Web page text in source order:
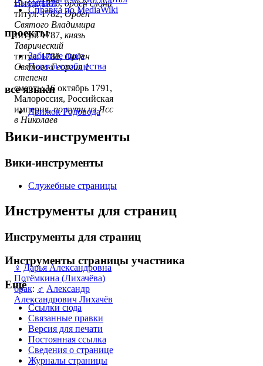
титул: 1776,орден слона
титул: 1782,Орден
Святого Владимира
титул: 1787, князь
Таврический
титул: 1788,Орден
Святого Георгия 1
степени
смерть: 16 октябрь 1791,
Малороссия, Российская
империя,по пути из Ясс
в Николаев
Высоцкий
♀ Дарья Александровна
Потёмкина (Лихачёва)
брак: ♂ Александр
Александрович Лихачёв
Справка по MediaWiki
проекты
Забытые лица
Портал сообщества
все языки
Движок Родовода
Вики-инструменты
Вики-инструменты
Служебные страницы
Инструменты для страниц
Инструменты для страниц
Инструменты страницы участника
Ещё
Ссылки сюда
Связанные правки
Версия для печати
Постоянная ссылка
Сведения о странице
Журналы страницы